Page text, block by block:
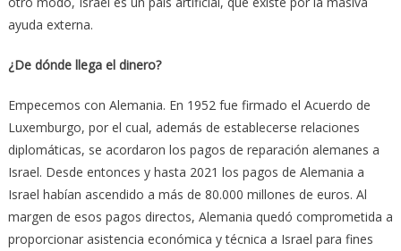
ayuda externa.
¿De dónde llega el dinero?
Empecemos con Alemania. En 1952 fue firmado el Acuerdo de
Luxemburgo, por el cual, además de establecerse relaciones
diplomáticas, se acordaron los pagos de reparación alemanes a
Israel. Desde entonces y hasta 2021 los pagos de Alemania a
Israel habían ascendido a más de 80.000 millones de euros. Al
margen de esos pagos directos, Alemania quedó comprometida a
proporcionar asistencia económica y técnica a Israel para fines